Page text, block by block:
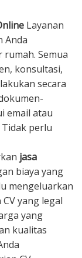
Layanan
Anda
Semua
konsultasi,
secara
email atau
perlu
jasa
biaya yang
mengeluarkan
yang legal
yang
kualitas